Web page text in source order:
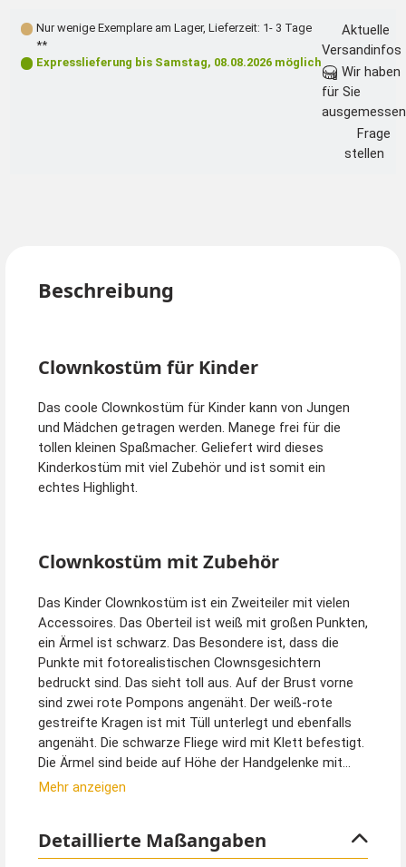
Nur wenige Exemplare am Lager, Lieferzeit: 1- 3 Tage
**
Expresslieferung bis Samstag, 08.08.2026 möglich
Aktuelle
Versandinfos
für Sie
ausgemessen
Frage
stellen
Beschreibung
Clownkostüm für Kinder
Das coole Clownkostüm für Kinder kann von Jungen
und Mädchen getragen werden. Manege frei für die
tollen kleinen Spaßmacher. Geliefert wird dieses
Kinderkostüm mit viel Zubehör und ist somit ein
echtes Highlight.
Clownkostüm mit Zubehör
Das Kinder Clownkostüm ist ein Zweiteiler mit vielen
Accessoires. Das Oberteil ist weiß mit großen Punkten,
ein Ärmel ist schwarz. Das Besondere ist, dass die
Punkte mit fotorealistischen Clownsgesichtern
bedruckt sind. Das sieht toll aus. Auf der Brust vorne
sind zwei rote Pompons angenäht. Der weiß-rote
gestreifte Kragen ist mit Tüll unterlegt und ebenfalls
angenäht. Die schwarze Fliege wird mit Klett befestigt.
Die Ärmel sind beide auf Höhe der Handgelenke mit
einem Gummizug ausgestattet. So legt sich der Saum
vorhanden, der das An- und Ausziehen erleichtert.
Mehr anzeigen
Detaillierte Maßangaben